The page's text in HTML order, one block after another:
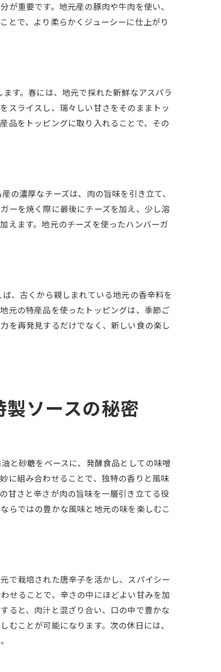
重要です。地元産の豚肉や牛肉を使い、
とで、より柔らかくジューシーに仕上がり
す。春には、地元で採れた新鮮なアスパラ
スライスし、瑞々しい甘さをそのままトッ
品をトッピングに取り入れることで、その
の濃厚なチーズは、肉の旨味を引き立て、
ーを焼く際に最後にチーズを加え、少し溶
えます。地元のチーズを使ったハンバーガ
、古くから親しまれている地元の香辛料を
元の特産品を使ったトッピングは、季節ご
を再発見するだけでなく、新しい食の楽し
ソースの秘密
と砂糖をベースに、発酵食品としての味噌
に組み合わせることで、独特の香りと風味
甘さと辛さが肉の旨味を一層引き立てる役
らではの豊かな風味と地元の味を楽しむこ
で栽培された唐辛子を活かし、スパイシー
せることで、辛さの中にほどよい甘みを加
ると、肉汁と混ざり合い、口の中で豊かな
ことが可能になります。次の休日には、